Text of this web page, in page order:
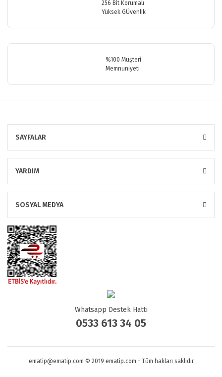
256 Bit Korumalı
Yüksek GÜvenlik
%100 Müşteri
Memnuniyeti
SAYFALAR
YARDIM
SOSYAL MEDYA
Whatsapp Destek Hattı
0533 613 34 05
ematip@ematip.com © 2019 ematip.com - Tüm hakları saklıdır